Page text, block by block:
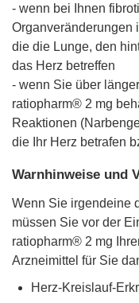
- wenn bei Ihnen
Organveränderungen
die die Lunge, den
das Herz betreffen
- wenn Sie über
ratiopharm® 2 mg
Reaktionen
die Ihr Herz betrafen
Warnhinweise und
Wenn Sie irgendeine
müssen Sie vor der
ratiopharm® 2 mg
Arzneimittel für Sie
Herz-Kreislauf-